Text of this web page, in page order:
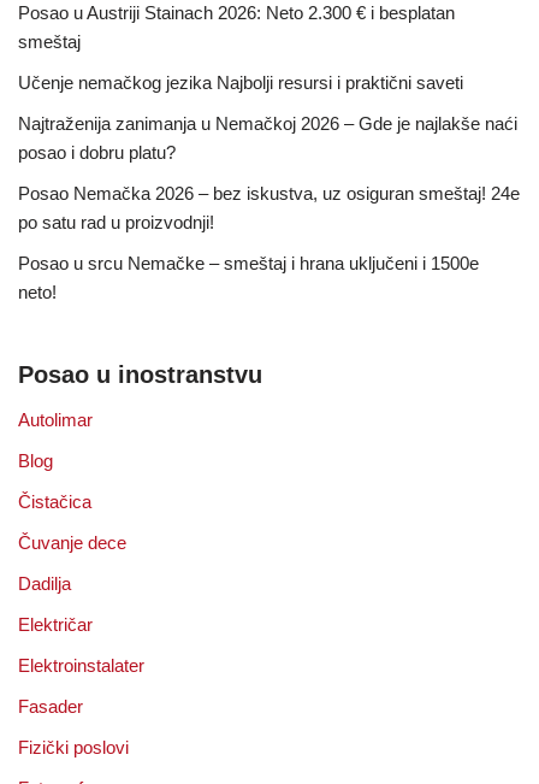
Posao u Austriji Stainach 2026: Neto 2.300 € i besplatan
smeštaj
Učenje nemačkog jezika Najbolji resursi i praktični saveti
Najtraženija zanimanja u Nemačkoj 2026 – Gde je najlakše naći
posao i dobru platu?
Posao Nemačka 2026 – bez iskustva, uz osiguran smeštaj! 24e
po satu rad u proizvodnji!
Posao u srcu Nemačke – smeštaj i hrana uključeni i 1500e
neto!
Posao u inostranstvu
Autolimar
Blog
Čistačica
Čuvanje dece
Dadilja
Električar
Elektroinstalater
Fasader
Fizički poslovi